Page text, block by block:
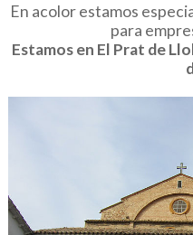
En acolor estamos
para
Estamos en El Prat de